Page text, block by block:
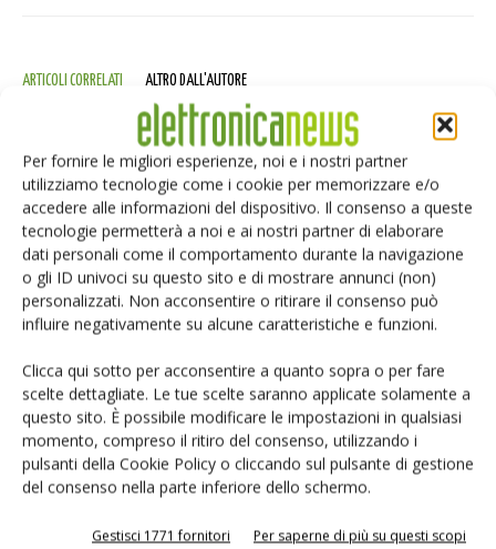
Per fornire le migliori esperienze, noi e i nostri partner
utilizziamo tecnologie come i cookie per memorizzare e/o
accedere alle informazioni del dispositivo. Il consenso a queste
tecnologie permetterà a noi e ai nostri partner di elaborare
dati personali come il comportamento durante la navigazione
o gli ID univoci su questo sito e di mostrare annunci (non)
personalizzati. Non acconsentire o ritirare il consenso può
influire negativamente su alcune caratteristiche e funzioni.
Clicca qui sotto per acconsentire a quanto sopra o per fare
scelte dettagliate. Le tue scelte saranno applicate solamente a
questo sito. È possibile modificare le impostazioni in qualsiasi
momento, compreso il ritiro del consenso, utilizzando i
pulsanti della Cookie Policy o cliccando sul pulsante di gestione
del consenso nella parte inferiore dello schermo.
Gestisci 1771 fornitori Per saperne di più su questi scopi
ARTICOLI CORRELATI ALTRO DALL'AUTORE
Moduli display: mercato verso 180
miliardi di dollari
Sensori di imaging: trasformare la
luce in dati affidabili
MPU-MCU per l’edge AI
LASCIA UN COMMENTO